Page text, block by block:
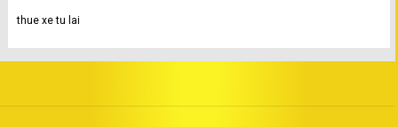
thue xe tu lai